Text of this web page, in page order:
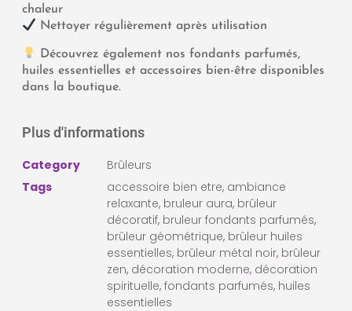
chaleur
Nettoyer régulièrement après utilisation
Découvrez également nos fondants parfumés,
huiles essentielles et accessoires bien-être disponibles
dans la boutique.
Plus d'informations
Category
Brûleurs
Tags
accessoire bien etre, ambiance
relaxante, bruleur aura, brûleur
décoratif, bruleur fondants parfumés,
brûleur géométrique, brûleur huiles
essentielles, brûleur métal noir, brûleur
zen, décoration moderne, décoration
spirituelle, fondants parfumés, huiles
essentielles